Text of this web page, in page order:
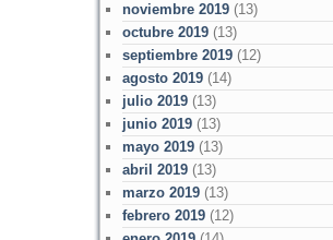
noviembre 2019(13)
octubre 2019(13)
septiembre 2019(12)
agosto 2019(14)
julio 2019(13)
junio 2019(13)
mayo 2019(13)
abril 2019(13)
marzo 2019(13)
febrero 2019(12)